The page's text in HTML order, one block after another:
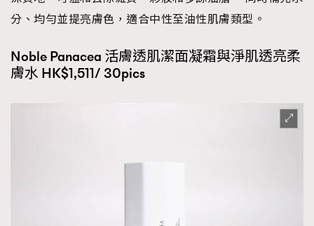
分、均勻並提亮膚色，適合中性至油性肌膚類型。
Noble Panacea 活膚透肌潔面凝霜與淨肌透亮柔
膚水 HK$1,511/ 30pics